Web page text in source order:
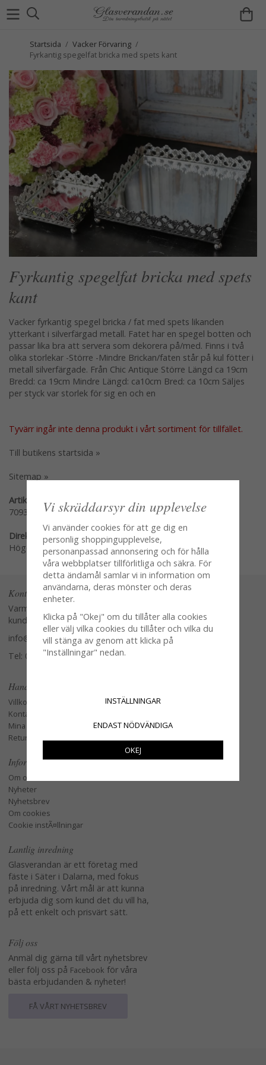
Startsida / Vacker Förvaring /
Fyrkantig spegelfat bricka med spets kant
Fyrkantig spegelfat bricka med spets
kant
Vacker fyrkantig spegel bricka / fat med spets likanden
ytterkant i silverfärgad metall. Fatet har en spegel botten och
passar lika bra att servera som dekorera på/med. Finns i två
olika storlekar -Större -Mindre Brickan/faten står på kul fötter i
metall silverfärgade. Från Chic Antique Större Längd ca 19cm
Bredd: ca 19cm Mindre Längd: ca10cm Bred: ca 10cm Säljes
per styck var storlek för sig en och en
Tyvärr ingår inte denna produkt i vårt sortiment för tillfället.
Till butikens startsida »
Sitemap »
Artikelnummer:
70934-12
Direktlänk:
Högerklicka och kopiera adressen
Kontakta oss
Varmt välkommen att kontakta vår
kundtjänst.
info@glasverandan.se
Tel: 079-3495968
Handla
Villkor
Kontakta oss
Mina favoriter
Retur och Reklamation
Information
Om oss
Nyheter
Nyhetsbrev
Om cookies
Cookie instÃ¤llningar
Lantlig inredning
Glasverandan är ett företag med
fäste i Säter i Dalarna, med fokus
på inredning. Vårt mål är att kunna
erbjuda dig som kund det du vill ha,
på ett enkelt och prisvärt sätt.
Följ oss
Anmäl dig gärna till vårt nyhetsbrev
eller följ oss på Facebook för våra
bästa erbjudanden & nyheter!
FÅ VÅRT NYHETSBREV
Vi skräddarsyr din upplevelse
Vi använder cookies för att ge dig en
personlig shoppingupplevelse,
personanpassad annonsering och för hålla
våra webbplatser tillförlitliga och säkra. För
detta ändamål samlar vi in information om
användarna, deras mönster och deras
enheter.
Klicka på "Okej" om du tillåter alla cookies
eller välj vilka cookies du tillåter och vilka du
vill stänga av genom att klicka på
"Inställningar" nedan.
INSTÄLLNINGAR
ENDAST NÖDVÄNDIGA
OKEJ